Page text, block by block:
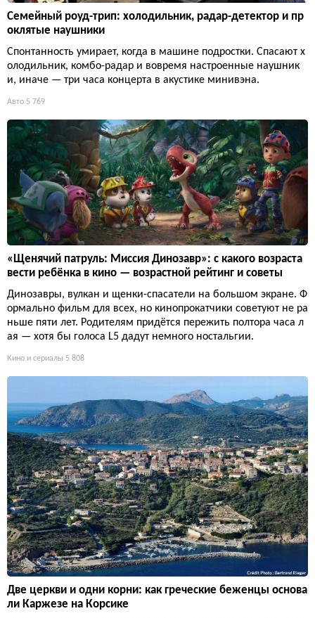
Семейный роуд-трип: холодильник, радар-детектор и пр
оклятые наушники
Спонтанность умирает, когда в машине подростки. Спасают х
олодильник, комбо-радар и вовремя настроенные наушник
и, иначе — три часа концерта в акустике минивэна.
Авто 5 769
«Щенячий патруль: Миссия Динозавр»: с какого возраста
вести ребёнка в кино — возрастной рейтинг и советы
Динозавры, вулкан и щенки-спасатели на большом экране. Ф
ормально фильм для всех, но кинопрокатчики советуют не ра
ньше пяти лет. Родителям придётся пережить полтора часа л
ая — хотя бы голоса L5 дадут немного ностальгии.
Кино и сериалы 5 808
Две церкви и одни корни: как греческие беженцы основа
ли Каржезе на Корсике